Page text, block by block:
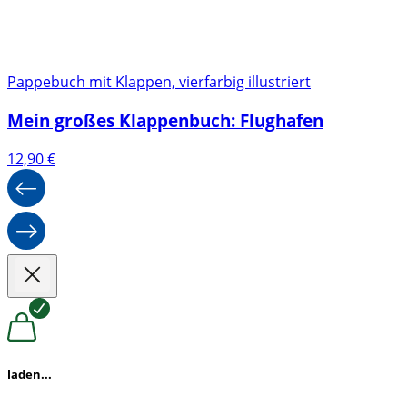
Pappebuch mit Klappen, vierfarbig illustriert
Mein großes Klappenbuch: Flughafen
12,90€
laden...